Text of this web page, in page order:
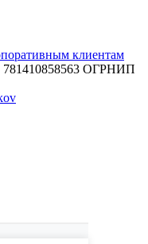
клиентам
ОГРНИП